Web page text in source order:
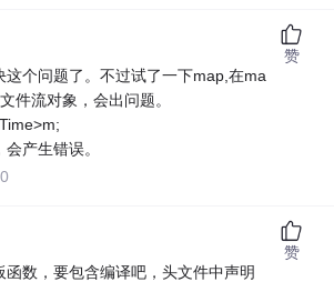
这个问题了。不过试了一下map,在ma
件流对象，会出问题。
产生错误。
赞
函数，要包含编译吧，头文件中声明
赞